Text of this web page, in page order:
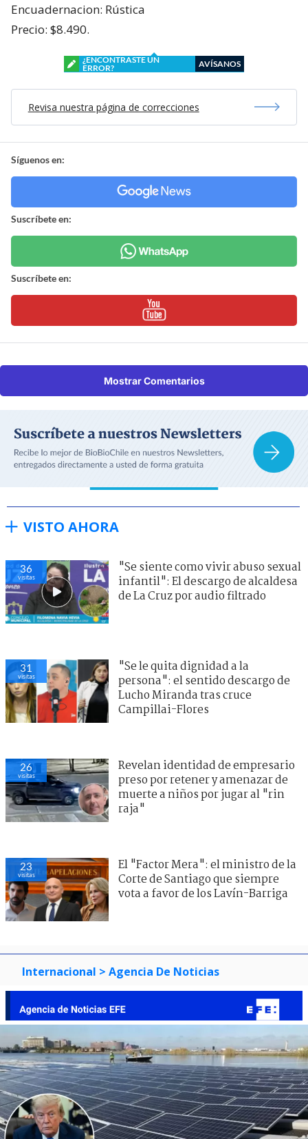
Encuadernacion: Rústica
Precio: $8.490.
¿ENCONTRASTE UN
ERROR?
AVÍSANOS
Revisa nuestra página de correcciones
Síguenos en:
Suscríbete en:
Suscríbete en:
Mostrar Comentarios
VISTO AHORA
36
visitas
"Se siente como vivir abuso sexual
infantil": El descargo de alcaldesa
de La Cruz por audio filtrado
31
visitas
"Se le quita dignidad a la
persona": el sentido descargo de
Lucho Miranda tras cruce
Campillai-Flores
26
visitas
Revelan identidad de empresario
preso por retener y amenazar de
muerte a niños por jugar al "rin
raja"
23
visitas
El "Factor Mera": el ministro de la
Corte de Santiago que siempre
vota a favor de los Lavín-Barriga
Internacional > Agencia De Noticias